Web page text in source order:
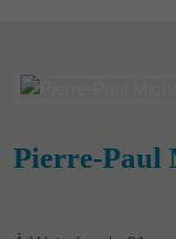
Pierre-Paul